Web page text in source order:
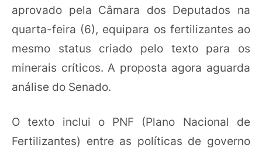
aprovado pela Câmara dos Deputados na
quarta-feira (6), equipara os fertilizantes ao
mesmo status criado pelo texto para os
minerais críticos. A proposta agora aguarda
análise do Senado.
O texto inclui o PNF (Plano Nacional de
Fertilizantes) entre as políticas de governo